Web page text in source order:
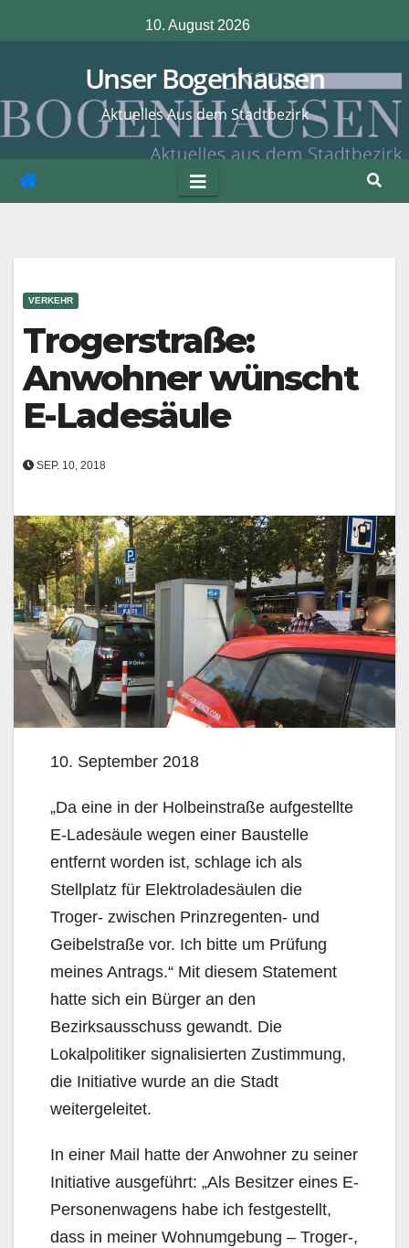
Inhalt
10. August 2026
Unser Bogenhausen
Aktuelles Aus dem Stadtbezirk
VERKEHR
Trogerstraße:
Anwohner wünscht
E-Ladesäule
SEP. 10, 2018
10. September 2018
„Da eine in der Holbeinstraße aufgestellte
E-Ladesäule wegen einer Baustelle
entfernt worden ist, schlage ich als
Stellplatz für Elektroladesäulen die
Troger- zwischen Prinzregenten- und
Geibelstra­ße vor. Ich bitte um Prüfung
meines Antrags.“ Mit diesem Statement
hatte sich ein Bürger an den
Bezirksausschuss gewandt. Die
Lokalpolitiker signalisierten Zustimmung,
die Initiative wurde an die Stadt
weitergeleitet.
In einer Mail hatte der Anwohner zu seiner
Initiative ausgeführt: „Als Besitzer eines E-
Personenwa­gens habe ich festgestellt,
dass in meiner Wohnumgebung – Troger-,